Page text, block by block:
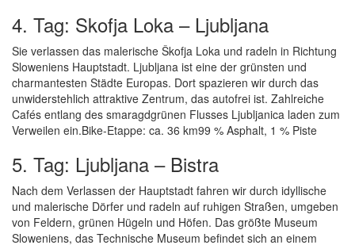
4. Tag: Skofja Loka – Ljubljana
Sie verlassen das malerische Škofja Loka und radeln in Richtung
Sloweniens Hauptstadt. Ljubljana ist eine der grünsten und
charmantesten Städte Europas. Dort spazieren wir durch das
unwiderstehlich attraktive Zentrum, das autofrei ist. Zahlreiche
Cafés entlang des smaragdgrünen Flusses Ljubljanica laden zum
Verweilen ein.Bike-Etappe: ca. 36 km99 % Asphalt, 1 % Piste
5. Tag: Ljubljana – Bistra
Nach dem Verlassen der Hauptstadt fahren wir durch idyllische
und malerische Dörfer und radeln auf ruhigen Straßen, umgeben
von Feldern, grünen Hügeln und Höfen. Das größte Museum
Sloweniens, das Technische Museum befindet sich an einem